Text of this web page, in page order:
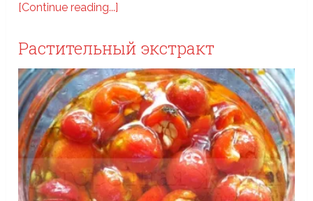
[Continue reading...]
Растительный экстракт